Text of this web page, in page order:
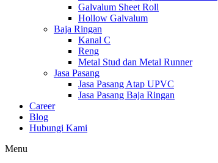
Galvalum Sheet Roll
Hollow Galvalum
Baja Ringan
Kanal C
Reng
Metal Stud dan Metal Runner
Jasa Pasang
Jasa Pasang Atap UPVC
Jasa Pasang Baja Ringan
Career
Blog
Hubungi Kami
Menu